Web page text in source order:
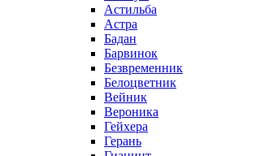
Астильба
Астра
Бадан
Барвинок
Безвременник
Белоцветник
Вейник
Вероника
Гейхера
Герань